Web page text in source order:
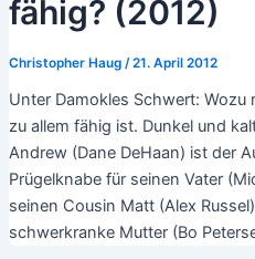
fähig? (2012)
Christopher Haug /21. April 2012
Unter Damokles Schwert:
zu allem fähig ist. Dunkel und
Andrew (Dane DeHaan) ist der
Prügelknabe für seinen Vater
seinen Cousin Matt (Alex
schwerkranke Mutter (Bo